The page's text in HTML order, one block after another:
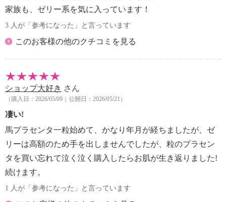
家族も、ゼリー系を気に入っています！
3 人が「参考になった」と言っています
このお客様の他のクチコミを見る
ショップ大好き さん
（購入日：2026/05/09｜公開日：2026/05/21）
凄い!
馬プラセンタ一粒始めて、かなり年月が経ちましたが、ゼ
リーは高額のため手を出しませんでしたが、粒のプラセン
タを買い忘れて泣く泣く購入したらお肌が生き返りました!
続けます。
1 人が「参考になった」と言っています